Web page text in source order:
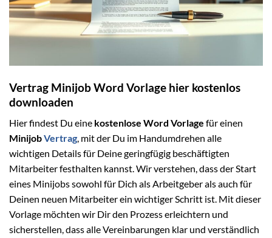
Vertrag Minijob Word Vorlage hier kostenlos
downloaden
Hier findest Du eine kostenlose Word Vorlage für einen
MinijobVertrag, mit der Du im Handumdrehen alle
wichtigen Details für Deine geringfügig beschäftigten
Mitarbeiter festhalten kannst. Wir verstehen, dass der Start
eines Minijobs sowohl für Dich als Arbeitgeber als auch für
Deinen neuen Mitarbeiter ein wichtiger Schritt ist. Mit dieser
Vorlage möchten wir Dir den Prozess erleichtern und
sicherstellen, dass alle Vereinbarungen klar und verständlich